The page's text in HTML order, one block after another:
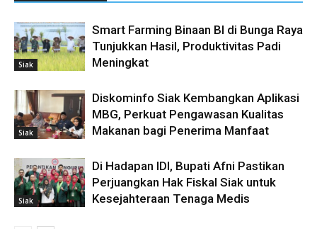
Siak
Smart Farming Binaan BI di Bunga Raya
Tunjukkan Hasil, Produktivitas Padi
Meningkat
Siak
Diskominfo Siak Kembangkan Aplikasi
MBG, Perkuat Pengawasan Kualitas
Makanan bagi Penerima Manfaat
Siak
Di Hadapan IDI, Bupati Afni Pastikan
Perjuangkan Hak Fiskal Siak untuk
Kesejahteraan Tenaga Medis